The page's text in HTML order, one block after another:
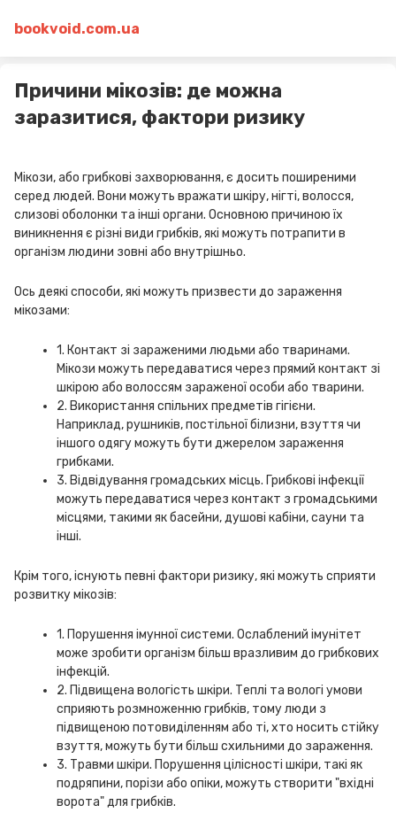
bookvoid.com.ua
Причини мікозів: де можна
заразитися, фактори ризику
Мікози, або грибкові захворювання, є досить поширеними
серед людей. Вони можуть вражати шкіру, нігті, волосся,
слизові оболонки та інші органи. Основною причиною їх
виникнення є різні види грибків, які можуть потрапити в
організм людини зовні або внутрішньо.
Ось деякі способи, які можуть призвести до зараження
мікозами:
1. Контакт зі зараженими людьми або тваринами.
Мікози можуть передаватися через прямий контакт зі
шкірою або волоссям зараженої особи або тварини.
2. Використання спільних предметів гігієни.
Наприклад, рушників, постільної білизни, взуття чи
іншого одягу можуть бути джерелом зараження
грибками.
3. Відвідування громадських місць. Грибкові інфекції
можуть передаватися через контакт з громадськими
місцями, такими як басейни, душові кабіни, сауни та
інші.
Крім того, існують певні фактори ризику, які можуть сприяти
розвитку мікозів:
1. Порушення імунної системи. Ослаблений імунітет
може зробити організм більш вразливим до грибкових
інфекцій.
2. Підвищена вологість шкіри. Теплі та вологі умови
сприяють розмноженню грибків, тому люди з
підвищеною потовиділенням або ті, хто носить стійку
взуття, можуть бути більш схильними до зараження.
3. Травми шкіри. Порушення цілісності шкіри, такі як
подряпини, порізи або опіки, можуть створити "вхідні
ворота" для грибків.